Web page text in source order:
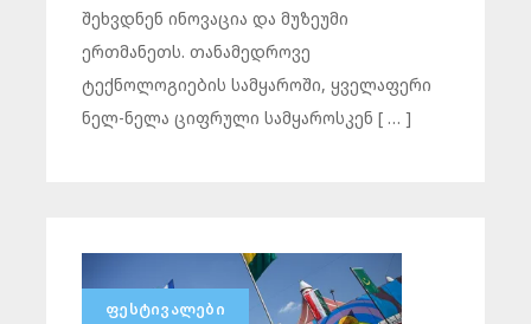
შეხვდნენ ინოვაცია და მუზეუმი
ერთმანეთს. თანამედროვე
ტექნოლოგიების სამყაროში, ყველაფერი
ნელ-ნელა ციფრული სამყაროსკენ [ … ]
ᲤᲔᲡᲢᲘᲕᲐᲚᲔᲑᲘ